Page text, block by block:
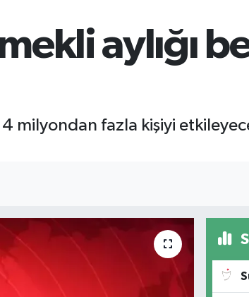
aylığı
milyondan fazla kişiyi